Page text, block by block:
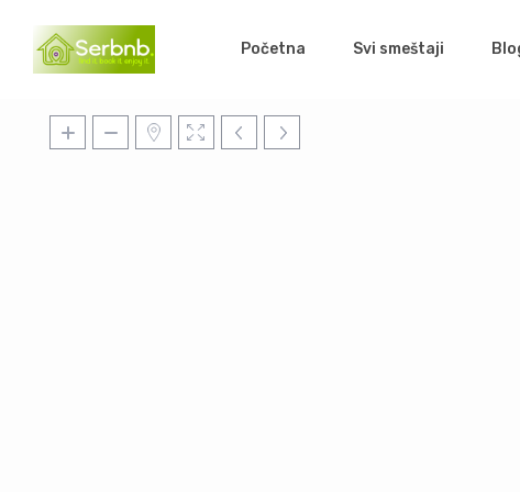
Početna Svi smeštaji